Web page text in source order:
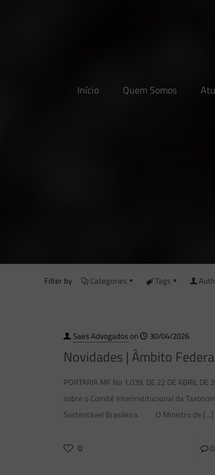
Início Quem Somos
Filter by Categories Tags
Saes Advogadoson 30/04/2026
Novidades | Âmbito
PORTARIA MF No 1.039, DE 22 DE ABRIL DE
sobre o Comitê Interinstitucional da
Sustentável Brasileira. O Ministro de […]
0 0